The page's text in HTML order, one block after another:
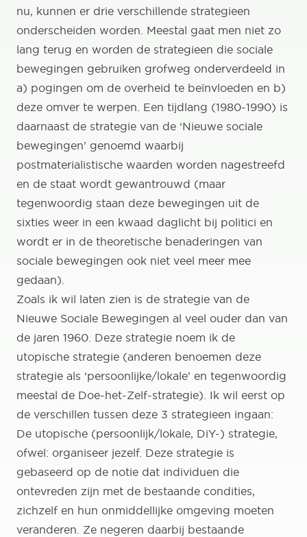
nu, kunnen er drie verschillende strategieen
onderscheiden worden. Meestal gaat men niet zo
lang terug en worden de strategieen die sociale
bewegingen gebruiken grofweg onderverdeeld in
a) pogingen om de overheid te beïnvloeden en b)
deze omver te werpen. Een tijdlang (1980-1990) is
daarnaast de strategie van de ‘Nieuwe sociale
bewegingen’ genoemd waarbij
postmaterialistische waarden worden nagestreefd
en de staat wordt gewantrouwd (maar
tegenwoordig staan deze bewegingen uit de
sixties weer in een kwaad daglicht bij politici en
wordt er in de theoretische benaderingen van
sociale bewegingen ook niet veel meer mee
gedaan).
Zoals ik wil laten zien is de strategie van de
Nieuwe Sociale Bewegingen al veel ouder dan van
de jaren 1960. Deze strategie noem ik de
utopische strategie (anderen benoemen deze
strategie als ‘persoonlijke/lokale’ en tegenwoordig
meestal de Doe-het-Zelf-strategie). Ik wil eerst op
de verschillen tussen deze 3 strategieen ingaan:
De utopische (persoonlijk/lokale, DiY-) strategie,
ofwel: organiseer jezelf. Deze strategie is
gebaseerd op de notie dat individuen die
ontevreden zijn met de bestaande condities,
zichzelf en hun onmiddellijke omgeving moeten
veranderen. Ze negeren daarbij bestaande